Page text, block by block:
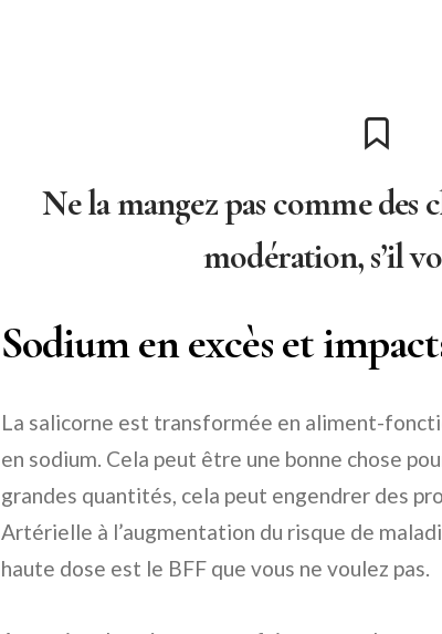
Ne la mangez pas comme des
modération, s’il
Sodium en excès et
La salicorne est transformée en aliment-
en sodium. Cela peut être une bonne chose
grandes quantités, cela peut engendrer des
Artérielle à l’augmentation du risque de
haute dose est le BFF que vous ne voulez pas.